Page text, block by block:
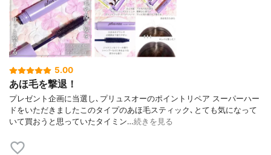
5.00
あほ毛を撃退！
プレゼント企画に当選し､プリュスオーのポイントリペア スーパーハー
ドをいただきましたこのタイプのあほ毛スティック､とても気になって
いて買おうと思っていたタイミン…続きを見る